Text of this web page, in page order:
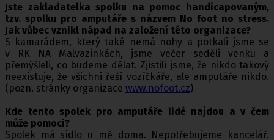
Jste zakladatelka spolku na pomoc handicapovaným,
tzv. spolku pro amputáře s názvem No foot no stress.
Jak vůbec vznikl nápad na založení této organizace?
S kamarádem, který také nemá nohy a potkali jsme se
v RK NA Malvazinkách, jsme večer seděli venku a
přemýšleli, co budeme dělat. Zjistili jsme, že nikdo takový
neexistuje, že všichni řeší vozíčkáře, ale amputáře nikdo.
(pozn. stránky organizace www.nofoot.cz)
Kde tento spolek pro amputáře lidé najdou a v čem
může pomoci?
Spolek má sídlo u mě doma. Nepotřebujeme kancelář.